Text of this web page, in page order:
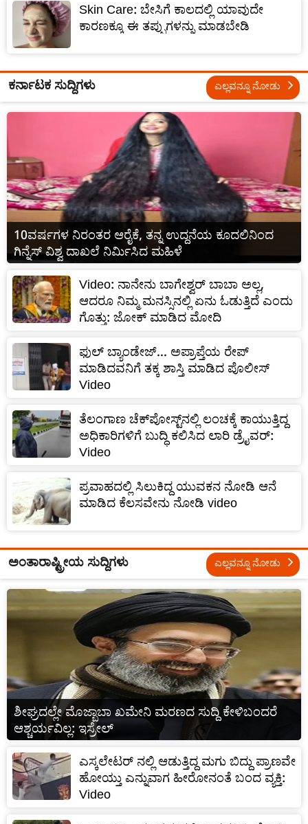
Skin Care: ಬೇಸಿಗೆ ಕಾಲದಲ್ಲಿ ಯಾವುದೇ
ಕಾರಣಕ್ಕೂ ಈ ತಪ್ಪುಗಳನ್ನು ಮಾಡಬೇಡಿ
ಕರ್ನಾಟಕ ಸುದ್ದಿಗಳು ಎಲ್ಲವನ್ನೂ ನೋಡು
10ವರ್ಷಗಳ ನಿರಂತರ ಆರೈಕೆ, ತನ್ನ ಉದ್ದನೆಯ ಕೂದಲಿನಿಂದ
ಗಿನ್ನೆಸ್ ವಿಶ್ವ ದಾಖಲೆ ನಿರ್ಮಿಸಿದ ಮಹಿಳೆ
Video: ನಾನೇನು ಬಾಗೇಶ್ವರ್ ಬಾಬಾ ಅಲ್ಲ,
ಆದರೂ ನಿಮ್ಮ ಮನಸ್ಸಿನಲ್ಲಿ ಏನು ಓಡುತ್ತಿದೆ ಎಂದು
ಗೊತ್ತು: ಜೋಕ್ ಮಾಡಿದ ಮೋದಿ
ಫುಲ್ ಬ್ಯಾಂಡೇಜ್... ಅಪ್ರಾಪ್ತೆಯ ರೇಪ್
ಮಾಡಿದವನಿಗೆ ತಕ್ಕ ಶಾಸ್ತಿ ಮಾಡಿದ ಪೊಲೀಸ್
Video
ತೆಲಂಗಾಣ ಚೆಕ್‌ಪೋಸ್ಟ್‌ನಲ್ಲಿ ಲಂಚಕ್ಕೆ ಕಾಯುತ್ತಿದ್ದ
ಅಧಿಕಾರಿಗಳಿಗೆ ಬುದ್ಧಿ ಕಲಿಸಿದ ಲಾರಿ ಡ್ರೈವರ್:
Video
ಪ್ರವಾಹದಲ್ಲಿ ಸಿಲುಕಿದ್ದ ಯುವಕನ ನೋಡಿ ಆನೆ
ಮಾಡಿದ ಕೆಲಸವೇನು ನೋಡಿ video
ಅಂತಾರಾಷ್ಟ್ರೀಯ ಸುದ್ದಿಗಳು ಎಲ್ಲವನ್ನೂ ನೋಡು
ಶೀಘ್ರದಲ್ಲೇ ಮೊಜ್ಬಾಬಾ ಖಮೇನಿ ಮರಣದ ಸುದ್ದಿ ಕೇಳಿಬಂದರೆ
ಆಶ್ಚರ್ಯವಿಲ್ಲ: ಇಸ್ರೇಲ್‌
ಎಸ್ಕಲೇಟರ್ ನಲ್ಲಿ ಆಡುತ್ತಿದ್ದ ಮಗು ಬಿದ್ದು ಪ್ರಾಣವೇ
ಹೋಯ್ತು ಎನ್ನುವಾಗ ಹೀರೋನಂತೆ ಬಂದ ವ್ಯಕ್ತಿ:
Video